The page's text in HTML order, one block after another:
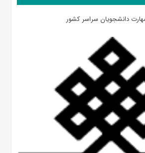
دانشجویان سراسر کشور